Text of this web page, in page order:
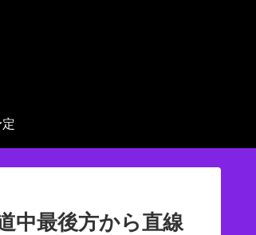
中最後方から直線